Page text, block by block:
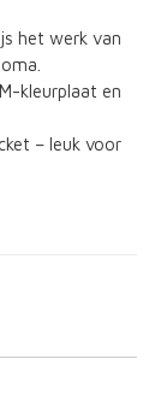
het werk van
kleurplaat en
– leuk voor